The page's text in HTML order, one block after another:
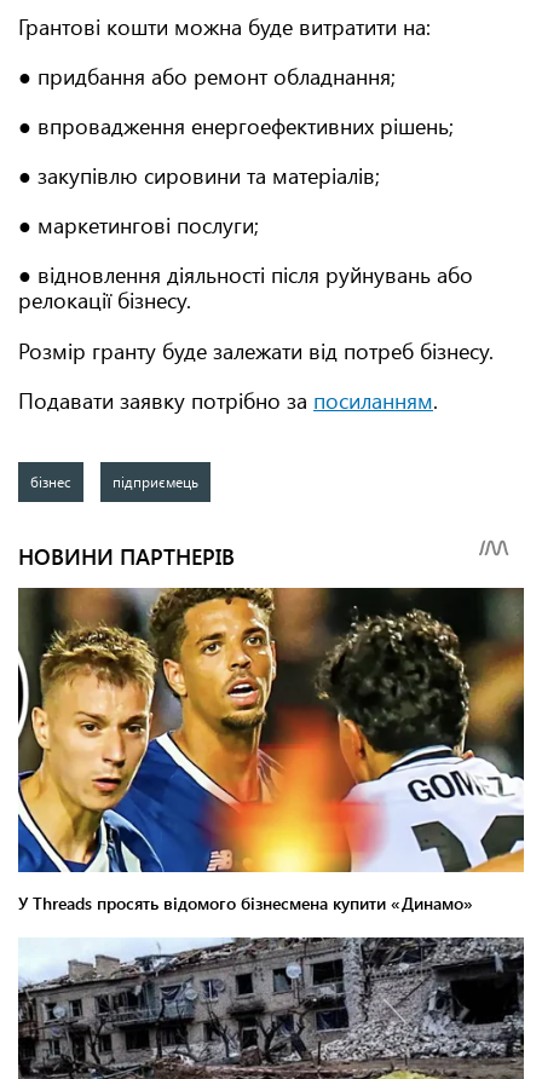
Грантові кошти можна буде витратити на:
● придбання або ремонт обладнання;
● впровадження енергоефективних рішень;
● закупівлю сировини та матеріалів;
● маркетингові послуги;
● відновлення діяльності після руйнувань або
релокації бізнесу.
Розмір гранту буде залежати від потреб бізнесу.
Подавати заявку потрібно за посиланням.
бізнес підприємець